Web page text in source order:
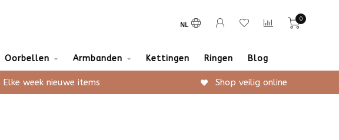
NL
0
Oorbellen Armbanden Kettingen Ringen Blog
Elke week nieuwe items Shop veilig online